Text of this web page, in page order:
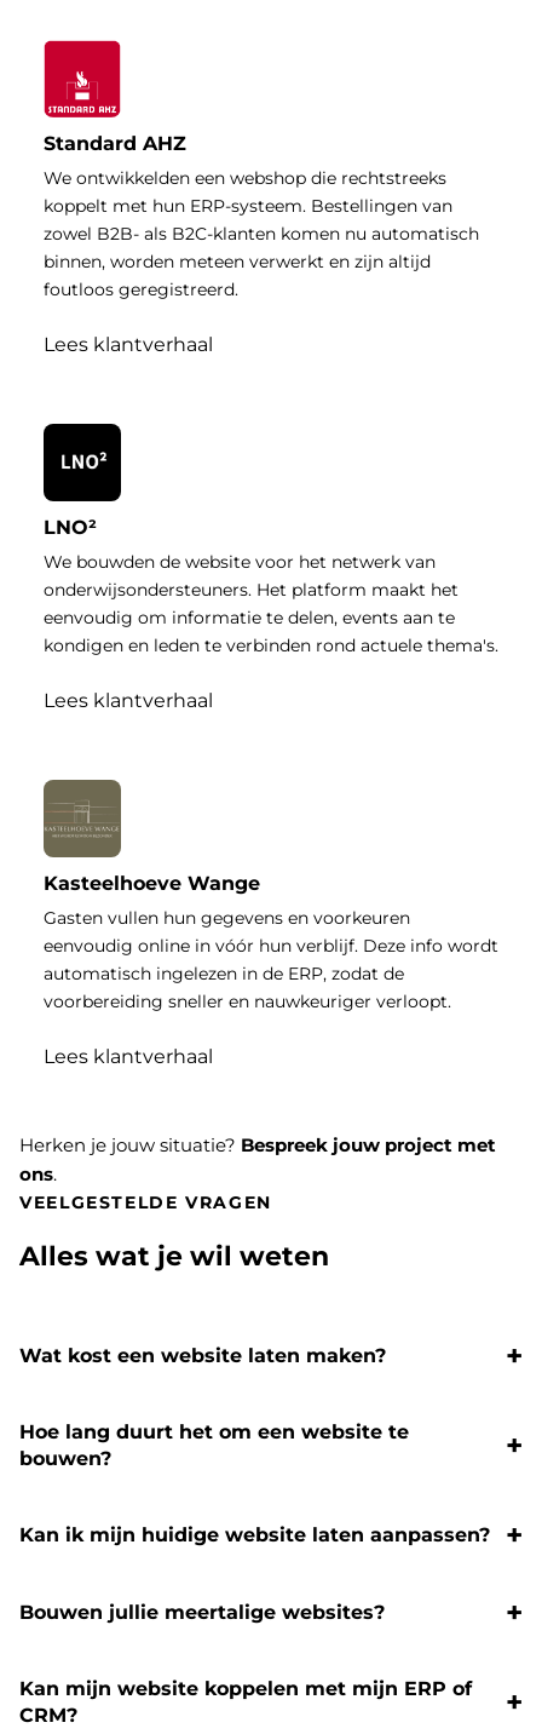
Standard AHZ
We ontwikkelden een webshop die rechtstreeks
koppelt met hun ERP-systeem. Bestellingen van
zowel B2B- als B2C-klanten komen nu automatisch
binnen, worden meteen verwerkt en zijn altijd
foutloos geregistreerd.
Lees klantverhaal
LNO²
We bouwden de website voor het netwerk van
onderwijsondersteuners. Het platform maakt het
eenvoudig om informatie te delen, events aan te
kondigen en leden te verbinden rond actuele thema's.
Lees klantverhaal
Kasteelhoeve Wange
Gasten vullen hun gegevens en voorkeuren
eenvoudig online in vóór hun verblijf. Deze info wordt
automatisch ingelezen in de ERP, zodat de
voorbereiding sneller en nauwkeuriger verloopt.
Lees klantverhaal
Herken je jouw situatie? Bespreek jouw project met
ons.
VEELGESTELDE VRAGEN
Alles wat je wil weten
Wat kost een website laten maken?
Hoe lang duurt het om een website te
bouwen?
Kan ik mijn huidige website laten aanpassen?
Bouwen jullie meertalige websites?
Kan mijn website koppelen met mijn ERP of
CRM?